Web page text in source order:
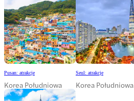
Pusan: atrakcje
Korea Południowa
Seul: atrakcje
Korea Południowa